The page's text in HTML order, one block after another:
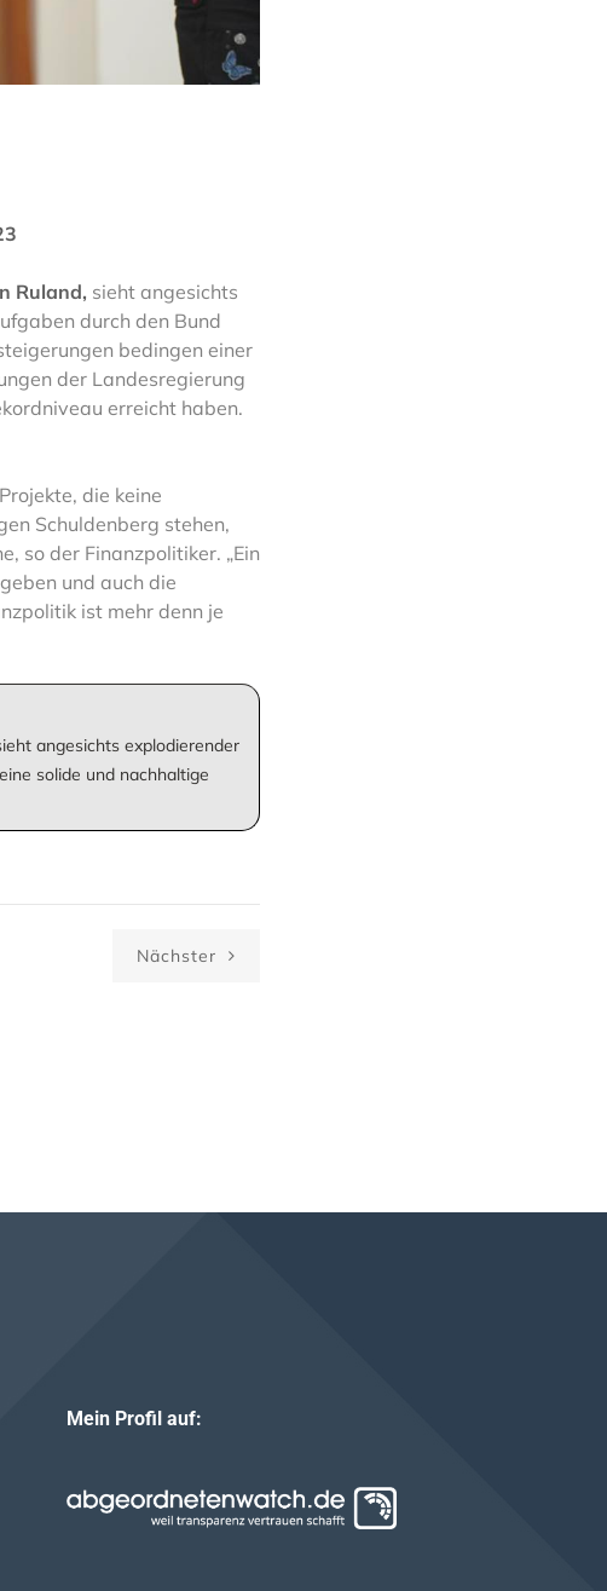
Ruland, sieht angesichts
durch den Bund
bedingen einer
der Landesregierung
erreicht haben.
die keine
Schuldenberg stehen,
so der Finanzpolitiker. „Ein
und auch die
ist mehr denn je
angesichts explodierender
solide und nachhaltige
Nächster
Mein Profil auf: